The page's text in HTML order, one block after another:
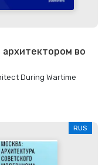
во
During Wartime
RUS